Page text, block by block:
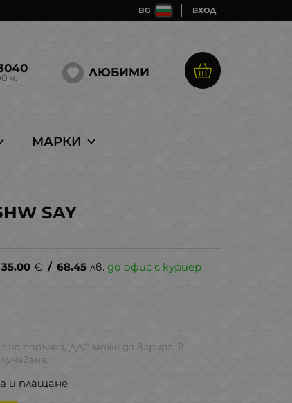
BG ВХОД
ч. ЛЮБИМИ
МАРКИ
SAY
35.00 € / 68.45 лв. до офис с куриер
на поръчка, ДДС може да варира, в
и плащане